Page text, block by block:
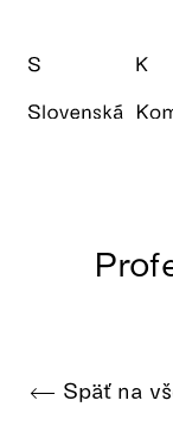
Späť na